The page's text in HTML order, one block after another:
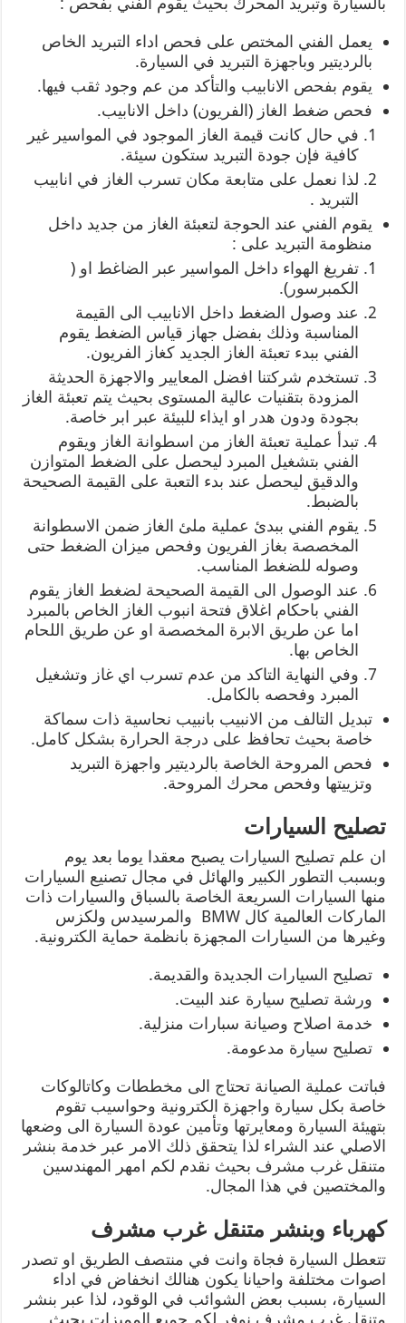
يعمل الفني المختص على فحص اداء التبريد الخاص
بالرديتير وباجهزة التبريد في السيارة.
يقوم بفحص الانابيب والتأكد من عم وجود ثقب فيها.
فحص ضغط الغاز (الفريون) داخل الانابيب.
في حال كانت قيمة الغاز الموجود في المواسير غير
كافية فإن جودة التبريد ستكون سيئة.
لذا نعمل على متابعة مكان تسرب الغاز في انابيب
التبريد .
يقوم الفني عند الحوجة لتعبئة الغاز من جديد داخل
منظومة التبريد على :
تفريغ الهواء داخل المواسير عبر الضاغط او (
الكمبرسور).
عند وصول الضغط داخل الانابيب الى القيمة
المناسبة وذلك بفضل جهاز قياس الضغط يقوم
الفني ببدء تعبئة الغاز الجديد كغاز الفريون.
تستخدم شركتنا افضل المعايير والاجهزة الحديثة
المزودة بتقنيات عالية المستوى بحيث يتم تعبئة الغاز
بجودة ودون هدر او ايذاء للبيئة عبر ابر خاصة.
تبدأ عملية تعبئة الغاز من اسطوانة الغاز ويقوم
الفني بتشغيل المبرد ليحصل على الضغط المتوازن
والدقيق ليحصل عند بدء التعبة على القيمة الصحيحة
بالضبط.
يقوم الفني ببدئ عملية ملئ الغاز ضمن الاسطوانة
المخصصة بغاز الفريون وفحص ميزان الضغط حتى
وصوله للضغط المناسب.
عند الوصول الى القيمة الصحيحة لضغط الغاز يقوم
الفني باحكام اغلاق فتحة انبوب الغاز الخاص بالمبرد
اما عن طريق الابرة المخصصة او عن طريق اللحام
الخاص بها.
وفي النهاية التاكد من عدم تسرب اي غاز وتشغيل
المبرد وفحصه بالكامل.
تبديل التالف من الانبيب بانبيب نحاسية ذات سماكة
خاصة بحيث تحافظ على درجة الحرارة بشكل كامل.
فحص المروحة الخاصة بالرديتير واجهزة التبريد
وتزييتها وفحص محرك المروحة.
تصليح السيارات
ان علم تصليح السيارات يصبح معقدا يوما بعد يوم
وبسبب التطور الكبير والهائل في مجال تصنيع السيارات
منها السيارات السريعة الخاصة بالسباق والسيارات ذات
الماركات العالمية كال BMW والمرسيدس ولكزس
وغيرها من السيارات المجهزة بانظمة حماية الكترونية.
تصليح السيارات الجديدة والقديمة.
ورشة تصليح سيارة عند البيت.
خدمة اصلاح وصيانة سبارات منزلية.
تصليح سيارة مدعومة.
فباتت عملية الصيانة تحتاج الى مخططات وكاتالوكات
خاصة بكل سيارة واجهزة الكترونية وحواسيب تقوم
بتهيئة السيارة ومعايرتها وتأمين عودة السيارة الى وضعها
الاصلي عند الشراء لذا يتحقق ذلك الامر عبر خدمة بنشر
متنقل غرب مشرف بحيث نقدم لكم امهر المهندسين
والمختصين في هذا المجال.
كهرباء وبنشر متنقل غرب مشرف
تتعطل السيارة فجاة وانت في منتصف الطريق او تصدر
اصوات مختلفة واحيانا يكون هنالك انخفاض في اداء
السيارة، بسبب بعض الشوائب في الوقود، لذا عبر بنشر
متنقل غرب مشرف نوفر لكم جميع المميزات بحيث